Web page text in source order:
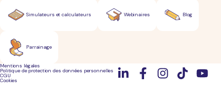
Simulateurs et calculateurs Blog
Parrainage
Webinaires
Mentions légales
Politique de protection des données personnelles
CGU
Cookies